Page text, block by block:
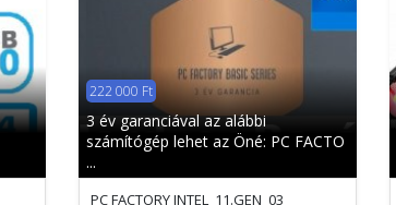
222 000 Ft
3 év garanciával az alábbi
számítógép lehet az Öné: PC FACTO
...
PC FACTORY INTEL_11.GEN_03